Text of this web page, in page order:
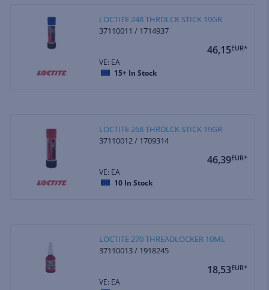
LOCTITE 248 THRDLCK STICK 19GR
37110011 / 1714937
46,15EUR*
VE: EA
15+ In Stock
LOCTITE 268 THRDLCK STICK 19GR
37110012 / 1709314
46,39EUR*
VE: EA
10 In Stock
LOCTITE 270 THREADLOCKER 10ML
37110013 / 1918245
18,53EUR*
VE: EA